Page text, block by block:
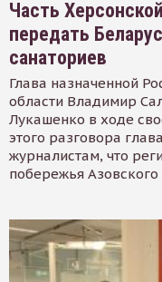
Часть
передать
санаториев
Глава назначенной
области Владимир
Лукашенко в ходе
этого разговора
журналистам, что
побережья